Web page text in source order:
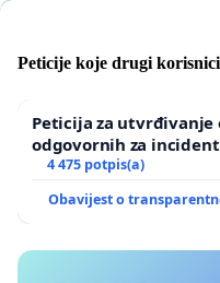
Peticije koje drugi
Peticija za utvrđivanje
odgovornih za
Zagreba
4 475 potpis(a)
Obavijest o